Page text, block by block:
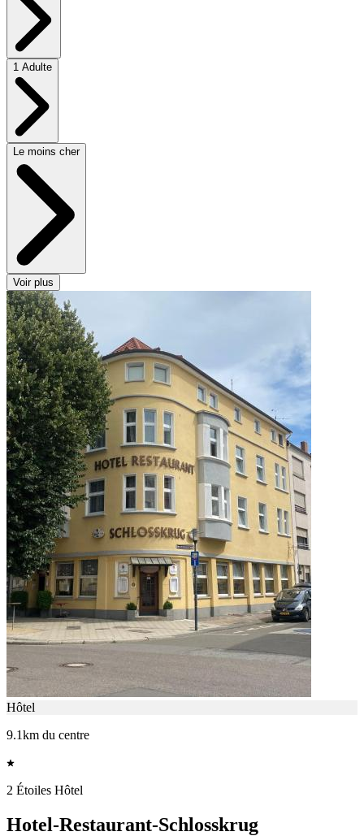
1 Adulte
Le moins cher
Voir plus
Hôtel
9.1km du centre
2 Étoiles Hôtel
Hotel-Restaurant-Schlosskrug